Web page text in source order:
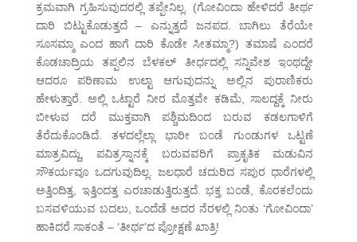
ಕ್ರಮವಾಗಿ ಗ್ರಹಿಸುವುದರಲ್ಲಿ ತಪ್ಪೇನಿಲ್ಲ. (ಗೋವಿಂದಾ ಹೇಳಿದರೆ ತೀರ್ಥ
ದಾರಿ ಬಿಟ್ಟುಕೊಡುತ್ತದೆ – ಎನ್ನುತ್ತದೆ ಜನಪದ. ಬಾಗಿಲು ತೆರೆಯೇ
ಸೂಸಮ್ಮಾ ಎಂದ ಹಾಗೆ ದಾರಿ ಕೊಡೇ ಸೀತಮ್ಮಾ?) ತಮಾಷೆ ಎಂದರೆ
ಕೊಡಚಾದ್ರಿಯ ತಪ್ಪಲಿನ ಬೆಳಕಲ್ ತೀರ್ಧದಲ್ಲಿ ಸನ್ನಿವೇಶ ಇಂಥದ್ದೇ
ಆದರೂ ಪರಿಣಾಮ ಉಲ್ಟಾ ಆಗುವುದನ್ನು ಅಲ್ಲಿನ ಪುರಾಣಿಕರು
ಹೇಳುತ್ತಾರೆ. ಅಲ್ಲಿ ಒಟ್ಟಾರೆ ನೀರ ಮೊತ್ತವೇ ಕಡಿಮೆ, ಸಾಲದ್ದಕ್ಕೆ ನೀರು
ಬೀಳುವ ದರೆ ಮುಕ್ತವಾಗಿ ಪಶ್ಚಿಮದಿಂದ ಬರುವ ಕಡಲಗಾಳಿಗೆ
ತೆರೆದುಕೊಂಡಿದೆ. ತಳದಲ್ಲೆಲ್ಲಾ ಭಾರೀ ಬಂಡೆ ಗುಂಡುಗಳ ಒಟ್ಟಣೆ
ಮಾತ್ರವಿದ್ದು, ಪವಿತ್ರಸ್ನಾನಕ್ಕೆ ಬರುವವರಿಗೆ ಪ್ರಾಕೃತಿಕ ಮಡುವಿನ
ಸೌಕರ್ಯವೂ ಒದಗುವುದಿಲ್ಲ. ಜಲಧಾರೆ ಚದುರಿದ ಸಪುರ ಧಾರೆಗಳಲ್ಲಿ
ಅತ್ತಿಂದಿತ್ತ, ಇತ್ತಿಂದತ್ತ ಎರಚಾಡುತ್ತಿರುತ್ತದೆ. ಭಕ್ತ ಬಂಡೆ, ಕೊರಕಲೆಂದು
ಬಸವಳಿಯುವ ಬದಲು, ಒಂದೆಡೆ ಅದರ ನೆರಳಲ್ಲಿ ನಿಂತು ‘ಗೋವಿಂದಾ’
ಹಾಕಿದರೆ ಸಾಕಂತೆ – ‘ತೀರ್ಥ’ದ ಪ್ರೋಕ್ಷಣೆ ಖಾತ್ರಿ!